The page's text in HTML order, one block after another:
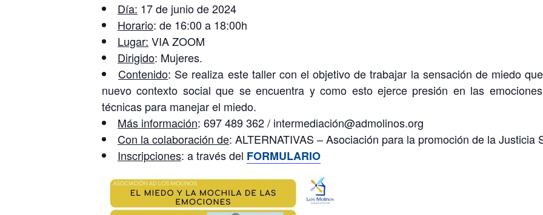
Día: 17 de junio de 2024
Horario: de 16:00 a 18:00h
Lugar: VIA ZOOM
Dirigido: Mujeres.
Contenido: Se realiza este taller con el objetivo de trabajar la sensación de miedo
nuevo contexto social que se encuentra y como esto ejerce presión en las
técnicas para manejar el miedo.
Más información: 697 489 362 / intermediación@admolinos.org
Con la colaboración de: ALTERNATIVAS – Asociación para la promoción de la Justicia
Inscripciones: a través del FORMULARIO